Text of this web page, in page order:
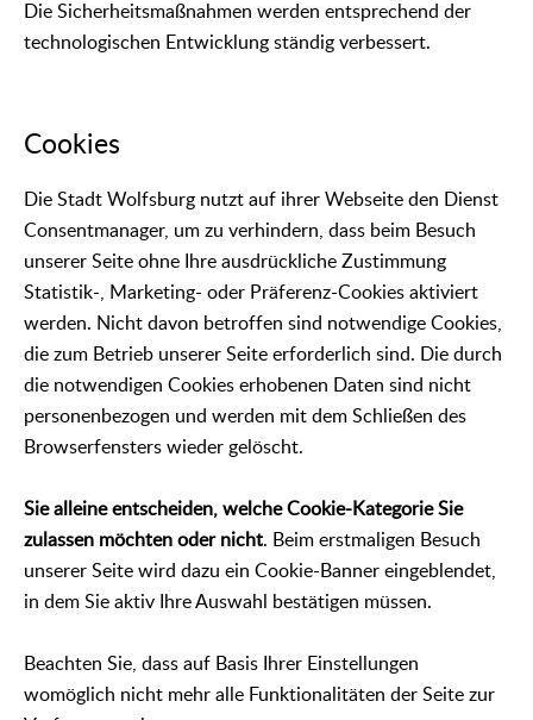
Die Sicherheitsmaßnahmen werden entsprechend der
technologischen Entwicklung ständig verbessert.
Cookies
Die Stadt Wolfsburg nutzt auf ihrer Webseite den Dienst
Consentmanager, um zu verhindern, dass beim Besuch
unserer Seite ohne Ihre ausdrückliche Zustimmung
Statistik-, Marketing- oder Präferenz-Cookies aktiviert
werden. Nicht davon betroffen sind notwendige Cookies,
die zum Betrieb unserer Seite erforderlich sind. Die durch
die notwendigen Cookies erhobenen Daten sind nicht
personenbezogen und werden mit dem Schließen des
Browserfensters wieder gelöscht.
Sie alleine entscheiden, welche Cookie-Kategorie Sie
zulassen möchten oder nicht. Beim erstmaligen Besuch
unserer Seite wird dazu ein Cookie-Banner eingeblendet,
in dem Sie aktiv Ihre Auswahl bestätigen müssen.
Beachten Sie, dass auf Basis Ihrer Einstellungen
womöglich nicht mehr alle Funktionalitäten der Seite zur